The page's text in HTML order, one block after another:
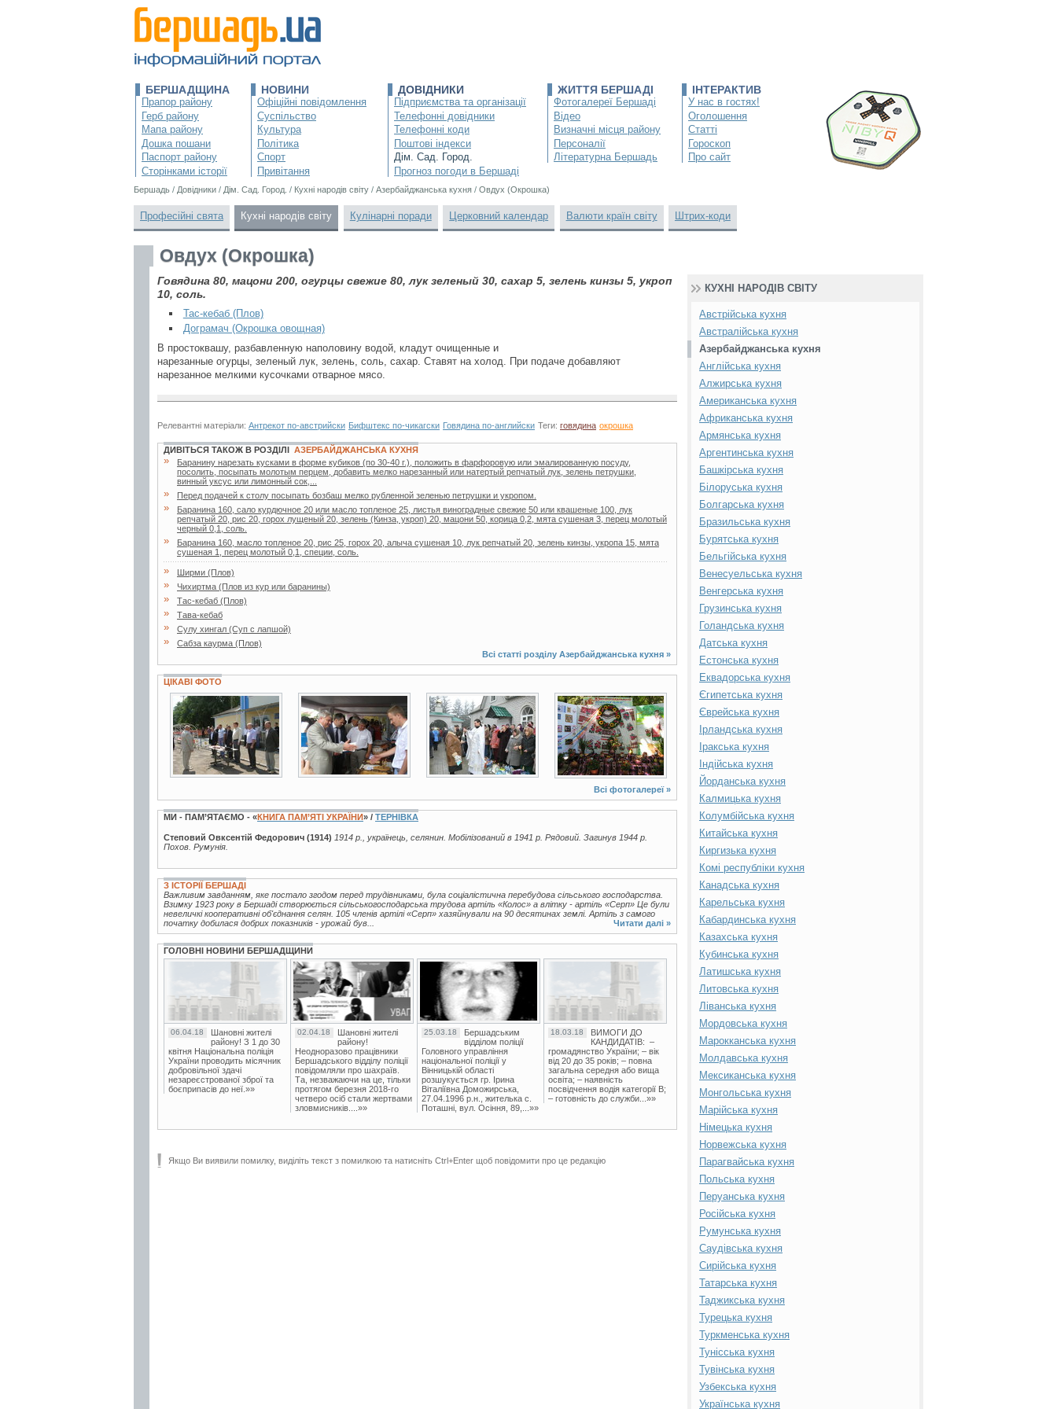
БЕРШАДЩИНА
Прапор району
Герб району
Мапа району
Дошка пошани
Паспорт району
Сторінками історії
НОВИНИ
Офіційні повідомлення
Суспільство
Культура
Політика
Спорт
Привітання
ДОВІДНИКИ
Підприємства та організації
Телефонні довідники
Телефонні коди
Поштові індекси
Дім. Сад. Город.
Прогноз погоди в Бершаді
ЖИТТЯ БЕРШАДІ
Фотогалереї Бершаді
Відео
Визначні місця району
Персоналії
Літературна Бершадь
ІНТЕРАКТИВ
У нас в гостях!
Оголошення
Статті
Гороскоп
Про сайт
Бершадь / Довідники / Дім. Сад. Город. / Кухні народів світу / Азербайджанська кухня / Овдух (Окрошка)
Професійні свята Кухні народів світу Кулінарні поради Церковний календар Валюти країн світу Штрих-коди
Овдух (Окрошка)
Говядина 80, мацони 200, огурцы свежие 80, лук зеленый 30, сахар 5, зелень кинзы 5, укроп
10, соль.
Тас-кебаб (Плов)
Дограмач (Окрошка овощная)
В простоквашу, разбавленную наполовину водой, кладут очищенные и
нарезанные огурцы, зеленый лук, зелень, соль, сахар. Ставят на холод. При подаче добавляют
нарезанное мелкими кусочками отварное мясо.
Релевантні матеріали: Антрекот по-австрийски Бифштекс по-чикагски Говядина по-английски Теги: говядина окрошка
ДИВІТЬСЯ ТАКОЖ В РОЗДІЛІ АЗЕРБАЙДЖАНСЬКА КУХНЯ
»
Баранину нарезать кусками в форме кубиков (по 30-40 г.), положить в фарфоровую или эмалированную посуду,
посолить, посыпать молотым перцем, добавить мелко нарезанный или натертый репчатый лук, зелень петрушки,
винный уксус или лимонный сок,...
» Перед подачей к столу посыпать бозбаш мелко рубленной зеленью петрушки и укропом.
»
Баранина 160, сало курдючное 20 или масло топленое 25, листья виноградные свежие 50 или квашеные 100, лук
репчатый 20, рис 20, горох лущеный 20, зелень (Кинза, укроп) 20, мацони 50, корица 0,2, мята сушеная 3, перец молотый
черный 0,1, соль.
»
Баранина 160, масло топленое 20, рис 25, горох 20, алыча сушеная 10, лук репчатый 20, зелень кинзы, укропа 15, мята
сушеная 1, перец молотый 0,1, специи, соль.
» Ширми (Плов)
» Чихиртма (Плов из кур или баранины)
» Тас-кебаб (Плов)
» Тава-кебаб
» Сулу хингал (Суп с лапшой)
»
Сабза каурма (Плов)
Всі статті розділу Азербайджанська кухня »
ЦІКАВІ ФОТО
3 фото 6 фото 3 фото 15 фото
Всі фотогалереї »
МИ - ПАМ’ЯТАЄМО - «КНИГА ПАМ’ЯТІ УКРАЇНИ» / ТЕРНІВКА
Степовий Овксентій Федорович (1914) 1914 р., українець, селянин. Мобілізований в 1941 р. Рядовий. Загинув 1944 р.
Похов. Румунія.
З ІСТОРІЇ БЕРШАДІ
Важливим завданням, яке постало згодом перед трудівниками, була соціалістична перебудова сільського господарства.
Взимку 1923 року в Бершаді створюється сільськогосподарська трудова артіль «Колос» а влітку - артіль «Серп» Це були
невеличкі кооперативні об'єднання селян. 105 членів артілі «Серп» хазяйнували на 90 десятинах землі. Артіль з самого
початку добилася добрих показників - урожай був...
Читати далі »
ГОЛОВНІ НОВИНИ БЕРШАДЩИНИ
06.04.18
Шановні жителі
району! З 1 до 30
квітня Національна поліція
України проводить місячник
добровільної здачі
незареєстрованої зброї та
боєприпасів до неї.»»
02.04.18
Шановні жителі
району!
Неодноразово працівники
Бершадського відділу поліції
повідомляли про шахраїв.
Та, незважаючи на це, тільки
протягом березня 2018-го
четверо осіб стали жертвами
зловмисників....»»
25.03.18
Бершадським
відділом поліції
Головного управління
національної поліції у
Вінницькій області
розшукується гр. Ірина
Віталіївна Доможирська,
27.04.1996 р.н., жителька с.
Поташні, вул. Осіння, 89,...»»
18.03.18
ВИМОГИ ДО
КАНДИДАТІВ: –
громадянство України; – вік
від 20 до 35 років; – повна
загальна середня або вища
освіта; – наявність
посвідчення водія категорії В;
– готовність до служби...»»
Якщо Ви виявили помилку, виділіть текст з помилкою та натисніть Ctrl+Enter щоб повідомити про це редакцію
КУХНІ НАРОДІВ СВІТУ
Австрійська кухня
Австралійська кухня
Азербайджанська кухня
Англійська кухня
Алжирська кухня
Американська кухня
Африканська кухня
Армянська кухня
Аргентинська кухня
Башкірська кухня
Білоруська кухня
Болгарська кухня
Бразильська кухня
Бурятська кухня
Бельгійська кухня
Венесуельська кухня
Венгерська кухня
Грузинська кухня
Голандська кухня
Датська кухня
Естонська кухня
Еквадорська кухня
Єгипетська кухня
Єврейська кухня
Ірландська кухня
Іракська кухня
Індійська кухня
Йорданська кухня
Калмицька кухня
Колумбійська кухня
Китайська кухня
Киргизька кухня
Комі республіки кухня
Канадська кухня
Карельська кухня
Кабардинська кухня
Казахська кухня
Кубинська кухня
Латишська кухня
Литовська кухня
Ліванська кухня
Мордовська кухня
Марокканська кухня
Молдавська кухня
Мексиканська кухня
Монгольська кухня
Марійська кухня
Німецька кухня
Норвежська кухня
Парагвайська кухня
Польська кухня
Перуанська кухня
Російська кухня
Румунська кухня
Саудівська кухня
Сирійська кухня
Татарська кухня
Таджикська кухня
Турецька кухня
Туркменська кухня
Тунісська кухня
Тувінська кухня
Узбекська кухня
Українська кухня